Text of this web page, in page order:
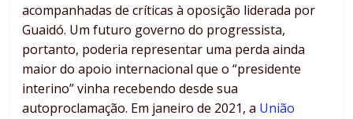
acompanhadas de críticas à oposição liderada por
Guaidó. Um futuro governo do progressista,
portanto, poderia representar uma perda ainda
maior do apoio internacional que o “presidente
interino” vinha recebendo desde sua
autoproclamação. Em janeiro de 2021, a União